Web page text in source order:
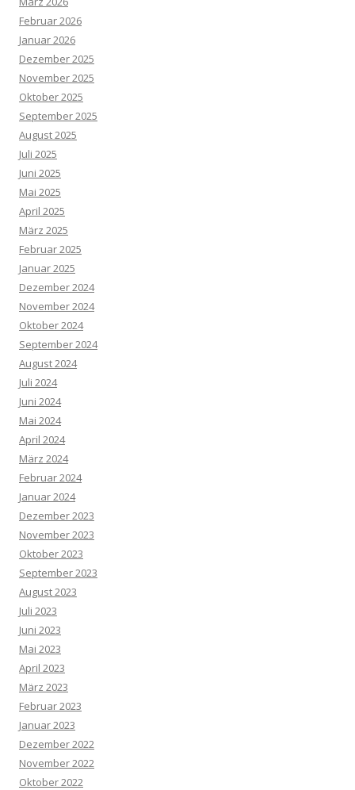
Februar 2026
Januar 2026
Dezember 2025
November 2025
Oktober 2025
September 2025
August 2025
Juli 2025
Juni 2025
Mai 2025
April 2025
März 2025
Februar 2025
Januar 2025
Dezember 2024
November 2024
Oktober 2024
September 2024
August 2024
Juli 2024
Juni 2024
Mai 2024
April 2024
März 2024
Februar 2024
Januar 2024
Dezember 2023
November 2023
Oktober 2023
September 2023
August 2023
Juli 2023
Juni 2023
Mai 2023
April 2023
März 2023
Februar 2023
Januar 2023
Dezember 2022
November 2022
Oktober 2022